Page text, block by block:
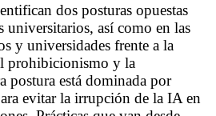
dos posturas opuestas
universitarios, así como en las
y universidades frente a la
prohibicionismo y la
postura está dominada por
evitar la irrupción de la IA en